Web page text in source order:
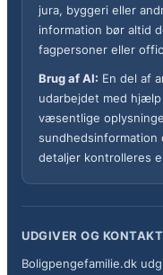
jura, byggeri eller
information bør altid
fagpersoner eller
Brug af AI: En del af
udarbejdet med
væsentlige
sundhedsinformation
detaljer kontrolleres
UDGIVER OG KONTAKT
Boligpengefamilie.dk